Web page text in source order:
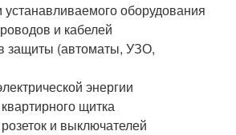
оборудования
и кабелей
защиты (автоматы, УЗО,
энергии
щитка
и выключателей